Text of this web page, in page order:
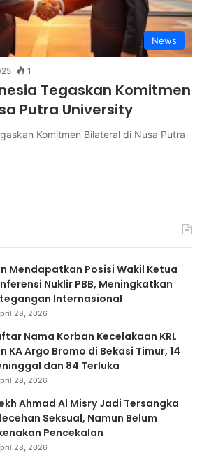
News
1
Tegaskan Komitmen
Putra University
Komitmen Bilateral di Nusa Putra
Mendapatkan Posisi Wakil Ketua
Nuklir PBB, Meningkatkan
Internasional
28, 2026
Nama Korban Kecelakaan KRL
KA Argo Bromo di Bekasi Timur, 14
dan 84 Terluka
28, 2026
Ahmad Al Misry Jadi Tersangka
Seksual, Namun Belum
Pencekalan
28, 2026